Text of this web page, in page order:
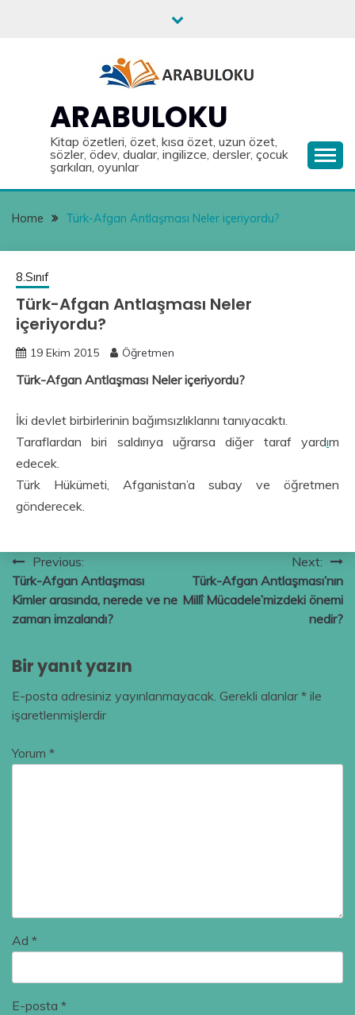
ARABULOKU
Kitap özetleri, özet, kısa özet, uzun özet,
sözler, ödev, dualar, ingilizce, dersler, çocuk
şarkıları, oyunlar
Home Türk-Afgan Antlaşması Neler içeriyordu?
8.Sınıf
Türk-Afgan Antlaşması Neler
içeriyordu?
19 Ekim 2015 Öğretmen
Türk-Afgan Antlaşması Neler içeriyordu?
İki devlet birbirlerinin bağımsızlıklarını tanıyacaktı.
Taraflardan biri saldırıya uğrarsa diğer taraf yardım
edecek.
Türk Hükümeti, Afganistan’a subay ve öğretmen
gönderecek.
Yazı
gezinmesi
Previous:
Türk-Afgan Antlaşması
Kimler arasında, nerede ve ne
zaman imzalandı?
Next:
Türk-Afgan Antlaşması’nın
Millî Mücadele’mizdeki önemi
nedir?
Bir yanıt yazın
E-posta adresiniz yayınlanmayacak. Gerekli alanlar* ile
işaretlenmişlerdir
Yorum *
Ad *
E-posta *